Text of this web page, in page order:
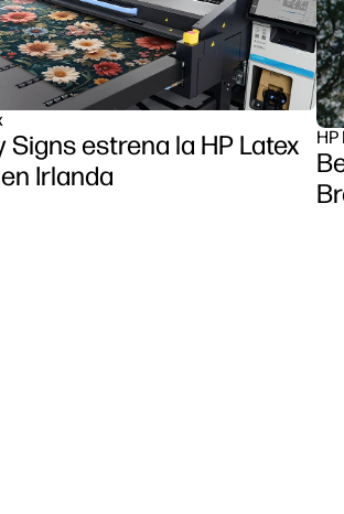
Signs estrena la HP Latex
Irlanda